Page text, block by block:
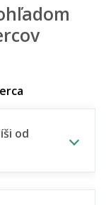
od